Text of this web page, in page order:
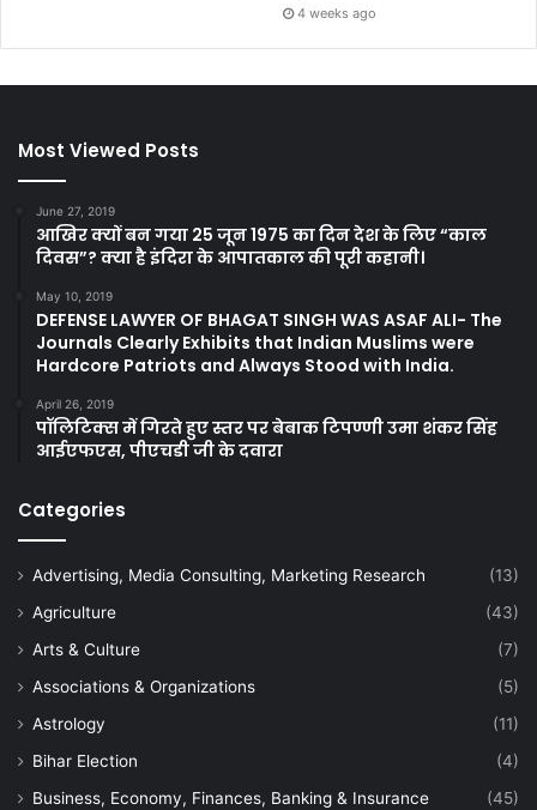
4 weeks ago
Most Viewed Posts
June 27, 2019
आखिर क्यों बन गया 25 जून 1975 का दिन देश के लिए “काल
दिवस”? क्या है इंदिरा के आपातकाल की पूरी कहानी।
May 10, 2019
DEFENSE LAWYER OF BHAGAT SINGH WAS ASAF ALI- The
Journals Clearly Exhibits that Indian Muslims were
Hardcore Patriots and Always Stood with India.
April 26, 2019
पॉलिटिक्स में गिरते हुए स्तर पर बेबाक टिपण्णी उमा शंकर सिंह
आईएफएस, पीएचडी जी के दवारा
Categories
Advertising, Media Consulting, Marketing Research
(13)
Agriculture
(43)
Arts & Culture
(7)
Associations & Organizations
(5)
Astrology
(11)
Bihar Election
(4)
Business, Economy, Finances, Banking & Insurance
(45)